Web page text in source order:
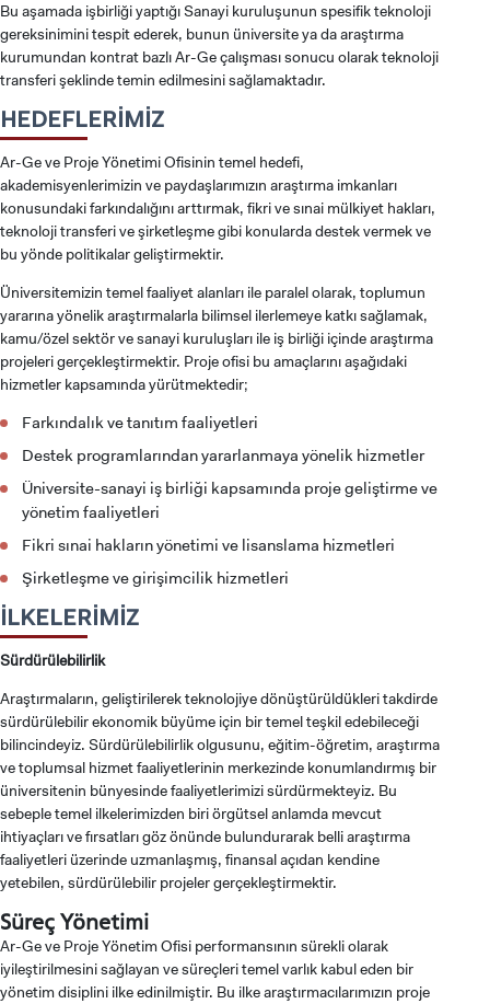
Bu aşamada işbirliği yaptığı Sanayi kuruluşunun spesifik teknoloji
gereksinimini tespit ederek, bunun üniversite ya da araştırma
kurumundan kontrat bazlı Ar-Ge çalışması sonucu olarak teknoloji
transferi şeklinde temin edilmesini sağlamaktadır.
HEDEFLERİMİZ
Ar-Ge ve Proje Yönetimi Ofisinin temel hedefi,
akademisyenlerimizin ve paydaşlarımızın araştırma imkanları
konusundaki farkındalığını arttırmak, fikri ve sınai mülkiyet hakları,
teknoloji transferi ve şirketleşme gibi konularda destek vermek ve
bu yönde politikalar geliştirmektir.
Üniversitemizin temel faaliyet alanları ile paralel olarak, toplumun
yararına yönelik araştırmalarla bilimsel ilerlemeye katkı sağlamak,
kamu/özel sektör ve sanayi kuruluşları ile iş birliği içinde araştırma
projeleri gerçekleştirmektir. Proje ofisi bu amaçlarını aşağıdaki
hizmetler kapsamında yürütmektedir;
Farkındalık ve tanıtım faaliyetleri
Destek programlarından yararlanmaya yönelik hizmetler
Üniversite-sanayi iş birliği kapsamında proje geliştirme ve
yönetim faaliyetleri
Fikri sınai hakların yönetimi ve lisanslama hizmetleri
Şirketleşme ve girişimcilik hizmetleri
İLKELERİMİZ
Sürdürülebilirlik
Araştırmaların, geliştirilerek teknolojiye dönüştürüldükleri takdirde
sürdürülebilir ekonomik büyüme için bir temel teşkil edebileceği
bilincindeyiz. Sürdürülebilirlik olgusunu, eğitim-öğretim, araştırma
ve toplumsal hizmet faaliyetlerinin merkezinde konumlandırmış bir
üniversitenin bünyesinde faaliyetlerimizi sürdürmekteyiz. Bu
sebeple temel ilkelerimizden biri örgütsel anlamda mevcut
ihtiyaçları ve fırsatları göz önünde bulundurarak belli araştırma
faaliyetleri üzerinde uzmanlaşmış, finansal açıdan kendine
yetebilen, sürdürülebilir projeler gerçekleştirmektir.
Süreç Yönetimi
Ar-Ge ve Proje Yönetim Ofisi performansının sürekli olarak
iyileştirilmesini sağlayan ve süreçleri temel varlık kabul eden bir
yönetim disiplini ilke edinilmiştir. Bu ilke araştırmacılarımızın proje